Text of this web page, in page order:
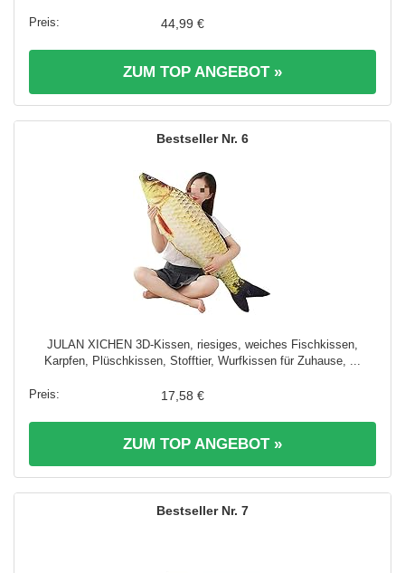
44,99 €
ZUM TOP ANGEBOT »
6
JULAN XICHEN 3D-Kissen, riesiges, weiches Fischkissen,
Karpfen, Plüschkissen, Stofftier, Wurfkissen für Zuhause, ...
17,58 €
ZUM TOP ANGEBOT »
7